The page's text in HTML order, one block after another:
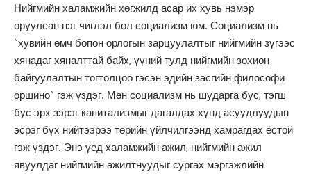
Нийгмийн халамжийн хөгжилд асар их хувь нэмэр
оруулсан нэг чиглэл бол социализм юм. Социализм нь
“хувийн өмч бопон орлогын зарцуулалтыг нийгмийн зүгээс
хянадаг хяналттай байх, үүний тулд нийгмийн зохион
байгуулалтын тогтолцоо гэсэн эдийн засгийн философи
оршино” гэж үздэг. Мөн социализм нь шударга бус, тэгш
бус эрх зэрэг капитализмыг дагалдах хүнд асуудлуудын
эсрэг бүх нийтээрээ төрийн үйлчилгээнд хамрагдах ёстой
гэж үздэг. Энэ үед халамжийн ажил, нийгмийн ажил
явуулдаг нийгмийн ажилтнуудыг сургах мэргэжлийн